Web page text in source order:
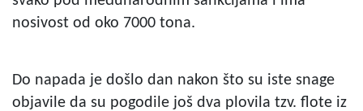
nosivost od oko 7000 tona.
Do napada je došlo dan nakon što su iste snage
objavile da su pogodile još dva plovila tzv. flote iz